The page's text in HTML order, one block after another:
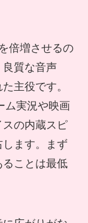
倍増させるの
質な音声
主役です。
ム実況や映画
の内蔵スピ
ます。まず
ことは最低